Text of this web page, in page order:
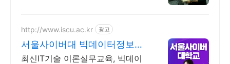
http://www.iscu.ac.kr 광고
서울사이버대 빅데이터정보보
호 2026 가을학기 신편입생
최신IT기술 이론실무교육, 빅데이